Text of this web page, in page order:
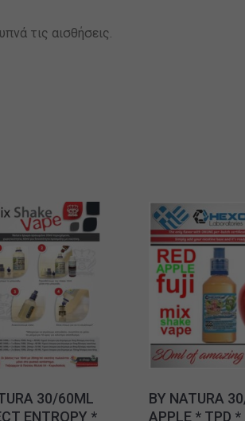
τις αισθήσεις.
30/60ML
ENTROPY *
BY NATURA
APPLE * TPD *